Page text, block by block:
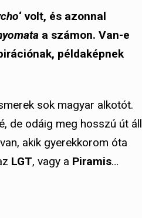
‘ volt, és azonnal
a számon. Van-e
példaképnek
sok magyar alkotót.
de odáig meg hosszú út áll
akik gyerekkorom óta
LGT, vagy a Piramis…